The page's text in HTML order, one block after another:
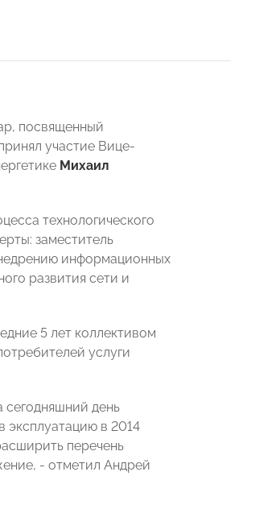
посвященный
участие Вице-
Михаил
технологического
заместитель
информационных
развития сети и
5 лет коллективом
услуги
день
эксплуатацию в 2014
перечень
- отметил Андрей